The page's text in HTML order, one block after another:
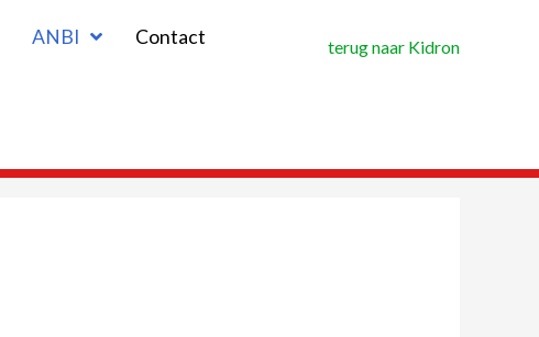
ANBI Contact terug naar Kidron